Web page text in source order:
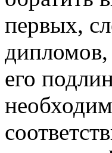
первых,
дипломов,
его